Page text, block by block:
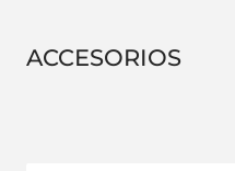
ACCESORIOS